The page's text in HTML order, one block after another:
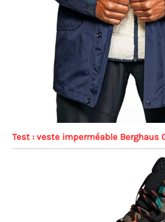
Test : veste imperméable Berghaus